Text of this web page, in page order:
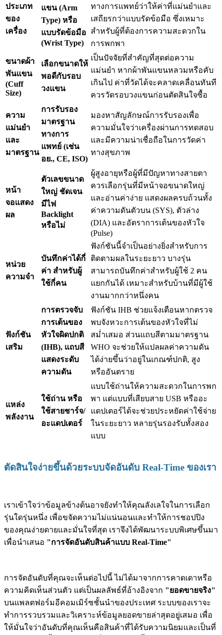
ประเภท
ของ
เครื่อง
แขน (Arm
Type) หรือ
แบบรัดข้อมือ
(Wrist Type)
ทางการแพทย์ว่าให้ค่าที่แม่นยำและ
เสถียรกว่าแบบรัดข้อมือ ซึ่งเหมาะ
สำหรับผู้ที่ต้องการความสะดวกใน
การพกพา
ขนาดผ้า
พันแขน
(Cuff
Size)
เลือกขนาดให้
พอดีกับรอบ
วงแขน
เป็นปัจจัยที่สำคัญที่สุดต่อความ
แม่นยำ หากผ้าพันแขนหลวมหรือคับ
เกินไป ค่าที่วัดได้จะคลาดเคลื่อนทันที
ควรวัดรอบวงแขนก่อนตัดสินใจซื้อ
ความ
แม่นยำ
และ
มาตรฐาน
การรับรอง
มาตรฐาน
ทางการ
แพทย์ (เช่น
อย., CE, ISO)
มองหาสัญลักษณ์การรับรองเพื่อ
ความมั่นใจว่าเครื่องผ่านการทดสอบ
และมีความน่าเชื่อถือในการวัดค่า
ทางสุขภาพ
หน้า
จอแสดง
ผล
ตัวเลขขนาด
ใหญ่ ชัดเจน
มีไฟ
Backlight
หรือไม่
ผู้สูงอายุหรือผู้ที่มีปัญหาทางสายตา
ควรเลือกรุ่นที่มีหน้าจอขนาดใหญ่
และอ่านค่าง่าย แสดงผลครบถ้วนทั้ง
ค่าความดันตัวบน (SYS), ตัวล่าง
(DIA) และอัตราการเต้นของหัวใจ
(Pulse)
หน่วย
ความจำ
บันทึกค่าได้กี่
ค่า สำหรับผู้
ใช้กี่คน
ฟังก์ชันนี้จำเป็นอย่างยิ่งสำหรับการ
ติดตามผลในระยะยาว บางรุ่น
สามารถบันทึกค่าสำหรับผู้ใช้ 2 คน
แยกกันได้ เหมาะสำหรับบ้านที่มีผู้ใช้
งานมากกว่าหนึ่งคน
ฟังก์ชัน
เสริม
การตรวจจับ
การเต้นของ
หัวใจผิดปกติ
(IHB), แถบสี
แสดงระดับ
ความดัน
ฟังก์ชัน IHB ช่วยแจ้งเตือนหากตรวจ
พบจังหวะการเต้นของหัวใจที่ไม่
สม่ำเสมอ ส่วนแถบสีตามมาตรฐาน
WHO จะช่วยให้แปลผลค่าความดัน
ได้ง่ายขึ้นว่าอยู่ในเกณฑ์ปกติ, สูง
หรืออันตราย
แหล่ง
พลังงาน
ใช้ถ่าน หรือ
ใช้สายชาร์จ/
อะแดปเตอร์
แบบใช้ถ่านให้ความสะดวกในการพก
พา แต่แบบที่เสียบสาย USB หรืออะ
แดปเตอร์ได้จะช่วยประหยัดค่าใช้จ่าย
ในระยะยาว หลายรุ่นรองรับทั้งสอง
แบบ
ตัดสินใจง่ายขึ้นด้วยระบบจัดอันดับ Real-Time ของเรา
เราเข้าใจว่าข้อมูลข้างต้นอาจยังทำให้คุณลังเลใจในการเลือก
รุ่นใดรุ่นหนึ่ง เพื่อขจัดความไม่แน่นอนและทำให้การชอปปิง
ของคุณง่ายดายและมั่นใจที่สุด เราจึงได้พัฒนาระบบพิเศษขึ้นมา
เพื่อนำเสนอ "การจัดอันดับสินค้าแบบ Real-Time"
การจัดอันดับที่คุณจะเห็นต่อไปนี้ ไม่ได้มาจากการคาดเดาหรือ
ความคิดเห็นส่วนตัว แต่เป็นผลลัพธ์ที่อ้างอิงจาก "ยอดขายจริง"
บนแพลตฟอร์มอีคอมเมิร์ซชั้นนำของประเทศ ระบบของเราจะ
ทำการรวบรวมและวิเคราะห์ข้อมูลยอดขายล่าสุดอยู่เสมอ เพื่อ
ให้มั่นใจว่าอันดับที่คุณเห็นคือสินค้าที่ได้รับความนิยมและเป็นที่